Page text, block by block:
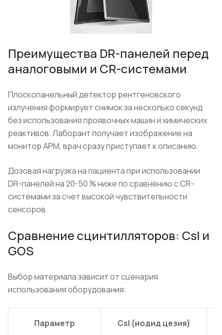
Преимущества DR-панелей перед
аналоговыми и CR-системами
Плоскопанельный детектор рентгеновского
излучения формирует снимок за несколько секунд
без использования проявочных машин и химических
реактивов. Лаборант получает изображение на
монитор АРМ, врач сразу приступает к описанию.
Дозовая нагрузка на пациента при использовании
DR-панелей на 20-50 % ниже по сравнению с CR-
системами за счет высокой чувствительности
сенсоров.
Сравнение сцинтилляторов: CsI и
GOS
Выбор материала зависит от сценария
использования оборудования:
Параметр CsI (иодид цезия)